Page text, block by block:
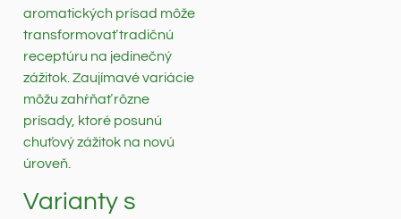
aromatických prísad môže
transformovať tradičnú
receptúru na jedinečný
zážitok. Zaujímavé variácie
môžu zahŕňať rôzne
prísady, ktoré posunú
chuťový zážitok na novú
úroveň.
Varianty s